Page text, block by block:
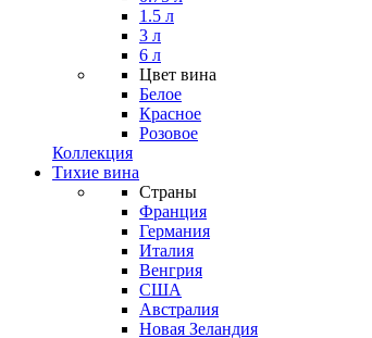
1.5 л
3 л
6 л
Цвет вина
Белое
Красное
Розовое
Коллекция
Тихие вина
Страны
Франция
Германия
Италия
Венгрия
США
Австралия
Новая Зеландия